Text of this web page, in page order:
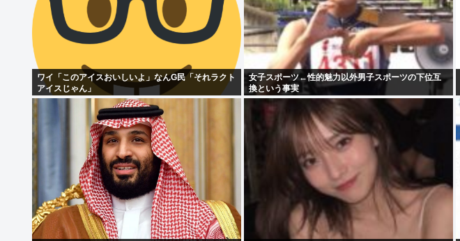
ワイ「このアイスおいしいよ」なんG民「それラクト
アイスじゃん」
女子スポーツ←性的魅力以外男子スポーツの下位互
換という事実